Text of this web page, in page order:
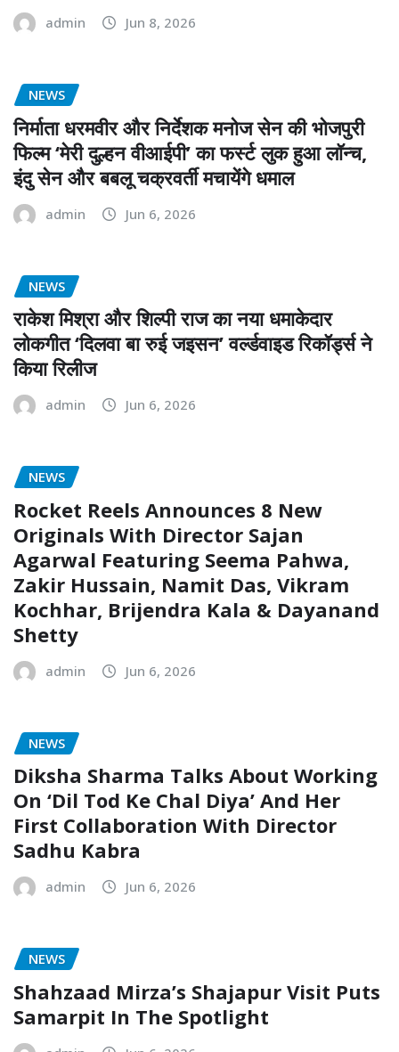
admin Jun 8, 2026
NEWS
निर्माता धरमवीर और निर्देशक मनोज सेन की भोजपुरी
फिल्म ‘मेरी दुल्हन वीआईपी’ का फर्स्ट लुक हुआ लॉन्च,
इंदु सेन और बबलू चक्रवर्ती मचायेंगे धमाल
admin Jun 6, 2026
NEWS
राकेश मिश्रा और शिल्पी राज का नया धमाकेदार
लोकगीत ‘दिलवा बा रुई जइसन’ वर्ल्डवाइड रिकॉर्ड्स ने
किया रिलीज
admin Jun 6, 2026
NEWS
Rocket Reels Announces 8 New
Originals With Director Sajan
Agarwal Featuring Seema Pahwa,
Zakir Hussain, Namit Das, Vikram
Kochhar, Brijendra Kala & Dayanand
Shetty
admin Jun 6, 2026
NEWS
Diksha Sharma Talks About Working
On ‘Dil Tod Ke Chal Diya’ And Her
First Collaboration With Director
Sadhu Kabra
admin Jun 6, 2026
NEWS
Shahzaad Mirza’s Shajapur Visit Puts
Samarpit In The Spotlight